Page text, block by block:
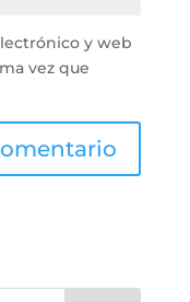
y web
vez que